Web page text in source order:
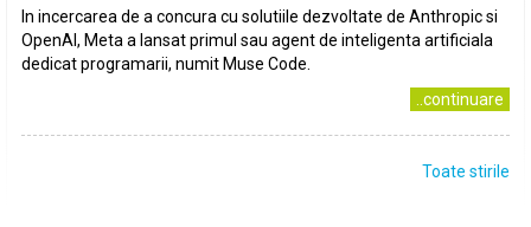
In incercarea de a concura cu solutiile dezvoltate de Anthropic si
OpenAI, Meta a lansat primul sau agent de inteligenta artificiala
dedicat programarii, numit Muse Code.
..continuare
Toate stirile